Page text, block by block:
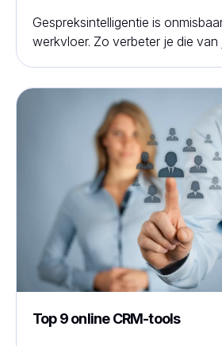
Gespreksintelligentie is
werkvloer. Zo verbeter je die van
Top 9 online CRM-tools